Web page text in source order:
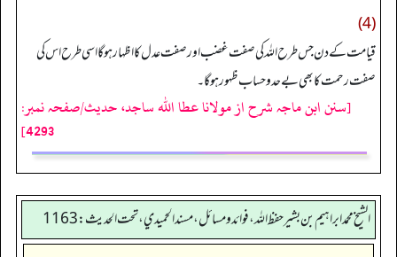
(4)
قیامت کے دن جس طرح اللہ کی صفت غضب اور صفت عدل کا اظہار ہوگا اسی طرح اس کی
صفت رحمت کا بھی بے حد وحساب ظہور ہوگا۔
[سنن ابن ماجہ شرح از مولانا عطا الله ساجد، حدیث/صفحہ نمبر:
4293]
الشيخ محمد ابراهيم بن بشير حفظ الله، فوائد و مسائل، مسند الحميدي، تحت الحديث:1163